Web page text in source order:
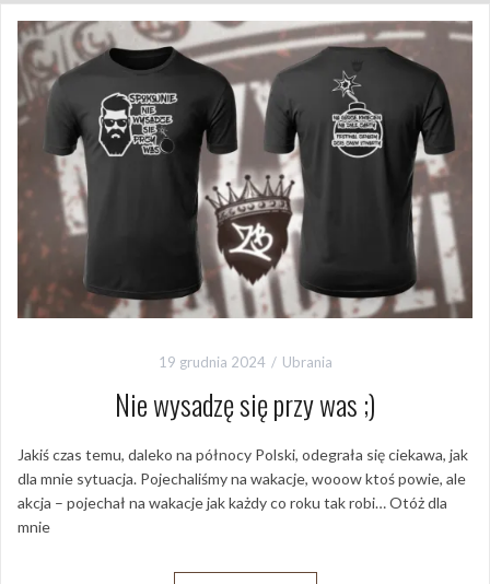
19 grudnia 2024 Ubrania
Nie wysadzę się przy was ;)
Jakiś czas temu, daleko na północy Polski, odegrała się ciekawa, jak
dla mnie sytuacja. Pojechaliśmy na wakacje, wooow ktoś powie, ale
akcja – pojechał na wakacje jak każdy co roku tak robi… Otóż dla
mnie